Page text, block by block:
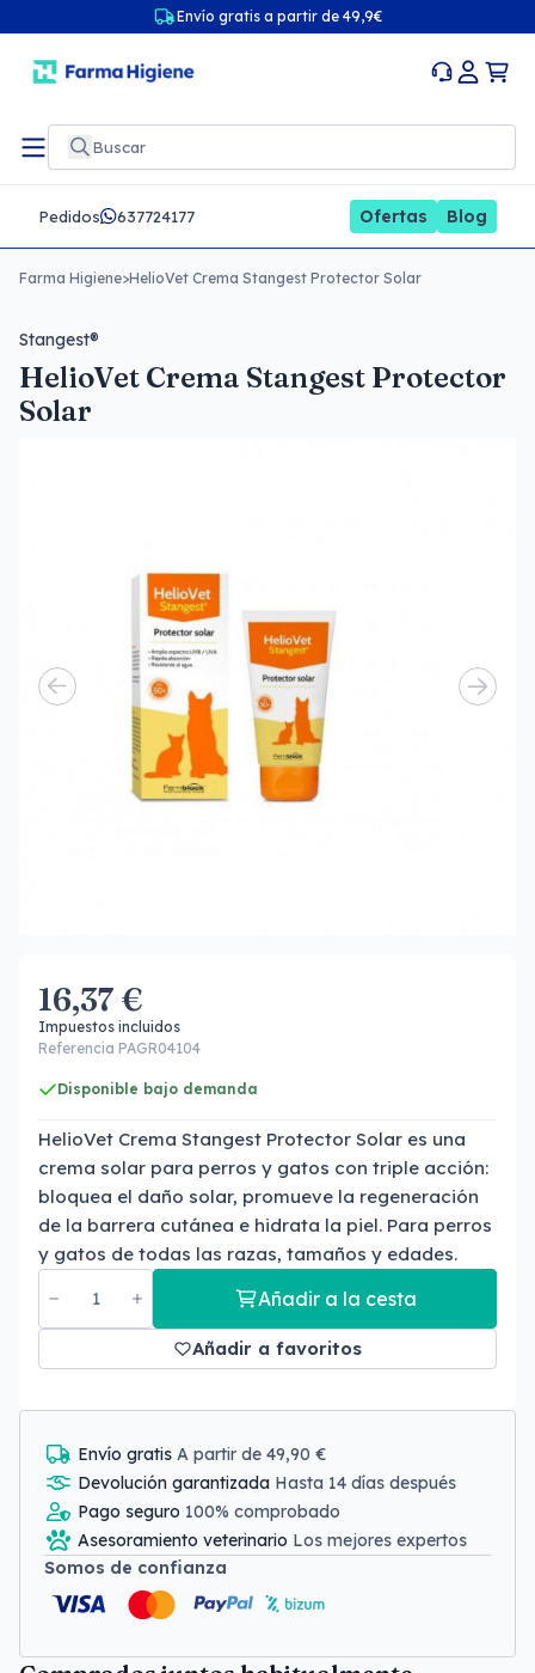
Envío gratis a partir de 49,9€
Pedidos 637724177 Ofertas Blog
Farma Higiene>HelioVet Crema Stangest Protector Solar
Stangest®
HelioVet Crema Stangest Protector
Solar
16,37 €
Impuestos incluidos
Referencia PAGR04104
Disponible bajo demanda
HelioVet Crema Stangest Protector Solar es una
crema solar para perros y gatos con triple acción:
bloquea el daño solar, promueve la regeneración
de la barrera cutánea e hidrata la piel. Para perros
y gatos de todas las razas, tamaños y edades.
Añadir a la cesta
Añadir a favoritos
Envío gratis A partir de 49,90 €
Devolución garantizada Hasta 14 días después
Pago seguro 100% comprobado
Asesoramiento veterinario Los mejores expertos
Somos de confianza